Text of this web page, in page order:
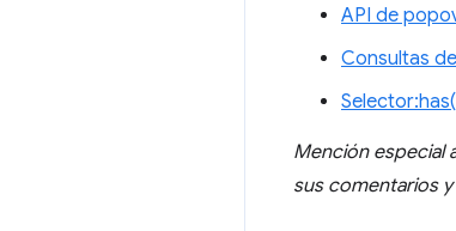
API de
Consultas
Mención especial
sus comentarios